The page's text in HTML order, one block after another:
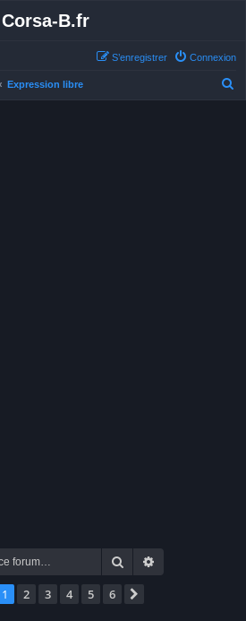
Corsa-B.fr
Connexion
S’enregistrer
Expression libre
Rechercher
1 2 3 4 5 6